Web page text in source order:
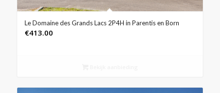
Le Domaine des Grands Lacs 2P4H in Parentis en Born
€413.00